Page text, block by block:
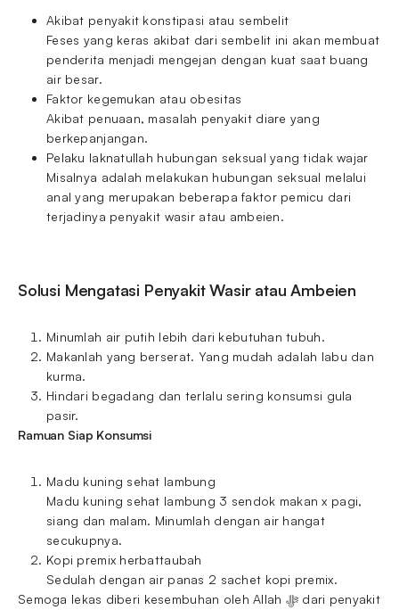
Akibat penyakit konstipasi atau sembelit
Feses yang keras akibat dari sembelit ini akan membuat
penderita menjadi mengejan dengan kuat saat buang
air besar.
Faktor kegemukan atau obesitas
Akibat penuaan, masalah penyakit diare yang
berkepanjangan.
Pelaku laknatullah hubungan seksual yang tidak wajar
Misalnya adalah melakukan hubungan seksual melalui
anal yang merupakan beberapa faktor pemicu dari
terjadinya penyakit wasir atau ambeien.
Solusi Mengatasi Penyakit Wasir atau Ambeien
Minumlah air putih lebih dari kebutuhan tubuh.
Makanlah yang berserat. Yang mudah adalah labu dan
kurma.
Hindari begadang dan terlalu sering konsumsi gula
pasir.
Ramuan Siap Konsumsi
Madu kuning sehat lambung
Madu kuning sehat lambung 3 sendok makan x pagi,
siang dan malam. Minumlah dengan air hangat
secukupnya.
Kopi premix herbattaubah
Sedulah dengan air panas 2 sachet kopi premix.
Semoga lekas diberi kesembuhan oleh Allah ﷻ dari penyakit